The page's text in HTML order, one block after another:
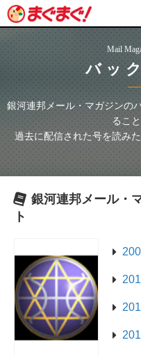
Mail
バッ
銀河連邦メール・マガジンの
るこ
過去に配信された号を読み
銀河連邦メール・
ト